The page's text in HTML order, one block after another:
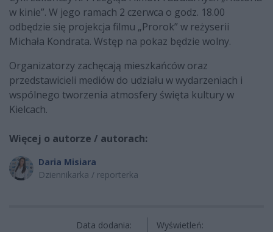
w kinie”. W jego ramach 2 czerwca o godz. 18.00
odbędzie się projekcja filmu „Prorok” w reżyserii
Michała Kondrata. Wstęp na pokaz będzie wolny.
Organizatorzy zachęcają mieszkańców oraz
przedstawicieli mediów do udziału w wydarzeniach i
wspólnego tworzenia atmosfery święta kultury w
Kielcach.
Więcej o autorze / autorach:
Daria Misiara
Dziennikarka / reporterka
Data dodania:
Wyświetleń: